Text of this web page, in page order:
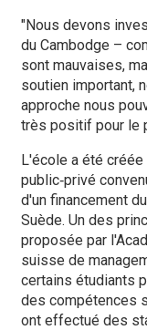
"Nous devons
du Cambodge –
sont mauvaises,
soutien important,
approche nous
très positif pour le
L'école a été
public‑privé
d'un financement
Suède. Un des
proposée par
suisse de
certains étudiants
des compétences
ont effectué des